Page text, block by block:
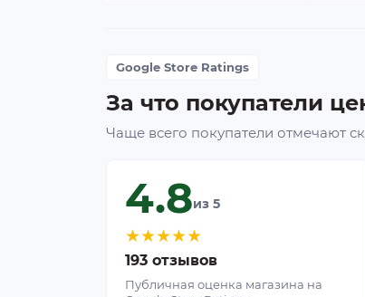
Google Store Ratings
За что покупатели
Чаще всего покупатели отмечают
4.8из 5
★★★★★
193 отзывов
Публичная оценка магазина на